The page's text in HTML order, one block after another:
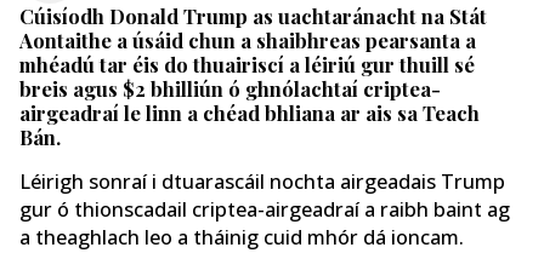
Cúisíodh Donald Trump as uachtaránacht na Stát
Aontaithe a úsáid chun a shaibhreas pearsanta a
mhéadú tar éis do thuairiscí a léiriú gur thuill sé
breis agus $2 bhilliún ó ghnólachtaí criptea-
airgeadraí le linn a chéad bhliana ar ais sa Teach
Bán.
Léirigh sonraí i dtuarascáil nochta airgeadais Trump
gur ó thionscadail criptea-airgeadraí a raibh baint ag
a theaghlach leo a tháinig cuid mhór dá ioncam.